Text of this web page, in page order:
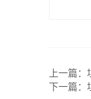
上一篇：
下一篇：